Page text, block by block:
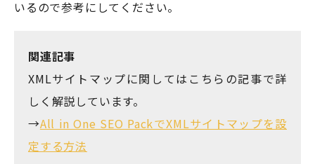
いるので参考にしてください。
関連記事
XMLサイトマップに関してはこちらの記事で詳
しく解説しています。
→All in One SEO PackでXMLサイトマップを設
定する方法